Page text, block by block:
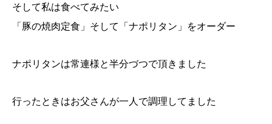
そして私は食べてみたい
「豚の焼肉定食」そして「ナポリタン」をオーダー
ナポリタンは常連様と半分づつで頂きました
行ったときはお父さんが一人で調理してました